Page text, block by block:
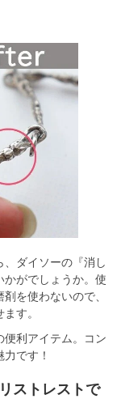
ダイソーの『消し
がでしょうか。使
を使わないので、
す。
便利アイテム。コン
です！
ストレストで